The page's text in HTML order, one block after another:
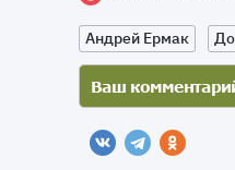
Андрей Ермак